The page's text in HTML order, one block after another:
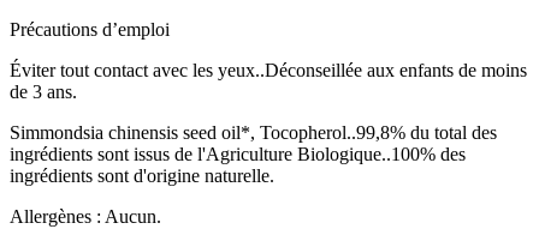
Précautions d’emploi
Éviter tout contact avec les yeux..Déconseillée aux enfants de moins
de 3 ans.
Simmondsia chinensis seed oil*, Tocopherol..99,8% du total des
ingrédients sont issus de l'Agriculture Biologique..100% des
ingrédients sont d'origine naturelle.
Allergènes : Aucun.